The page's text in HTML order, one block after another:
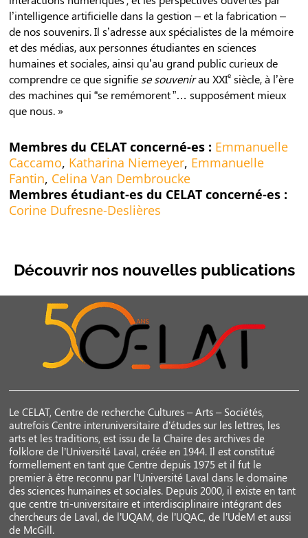
l’intelligence artificielle dans la gestion – et la fabrication –
de nos souvenirs. Il s’adresse aux spécialistes de la mémoire
et des médias, aux personnes étudiantes en sciences
humaines et sociales, ainsi qu’au grand public curieux de
comprendre ce que signifie se souvenirau XXIe siècle, à l’ère
des machines qui “se remémorent ”… supposément mieux
que nous. »
Membres du CELAT concerné-es : Emmanuelle
Caccamo, Katharina Niemeyer, Emmanuelle
Fantin, Celina Van Dembroucke
Membres étudiant-es du CELAT concerné-es :
Corine Dufresne-Deslières
Découvrir nos nouvelles publications
Le CELAT, Centre de recherche Cultures – Arts – Sociétés,
autrefois Centre interuniversitaire d’études sur les lettres, les
arts et les traditions, est issu de la Chaire des archives de
folklore de l’Université Laval, créée en 1944. Il est constitué
formellement en tant que Centre depuis 1975 et il fut le
premier à être reconnu par l’Université Laval dans le domaine
des sciences humaines et sociales. Depuis 2000, il existe en tant
que centre tri-universitaire et interdisciplinaire intégrant des
chercheurs de Laval, de l’UQAM, de l’UQAC, de l’UdeM et aussi
de McGill.